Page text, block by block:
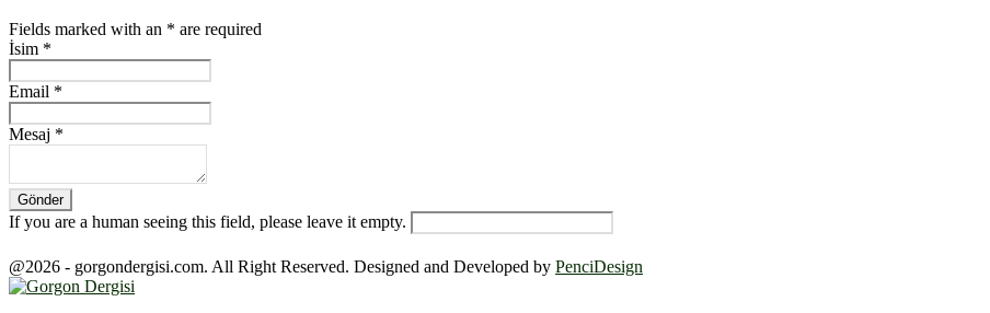
Fields marked with an * are required
İsim *
Email *
Mesaj *
If you are a human seeing this field, please leave it empty.
@2026 - gorgondergisi.com. All Right Reserved. Designed and Developed by PenciDesign